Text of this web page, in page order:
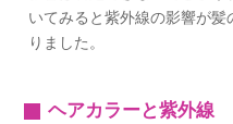
いてみると紫外線の影響が髪
りました。
ヘアカラーと紫外線